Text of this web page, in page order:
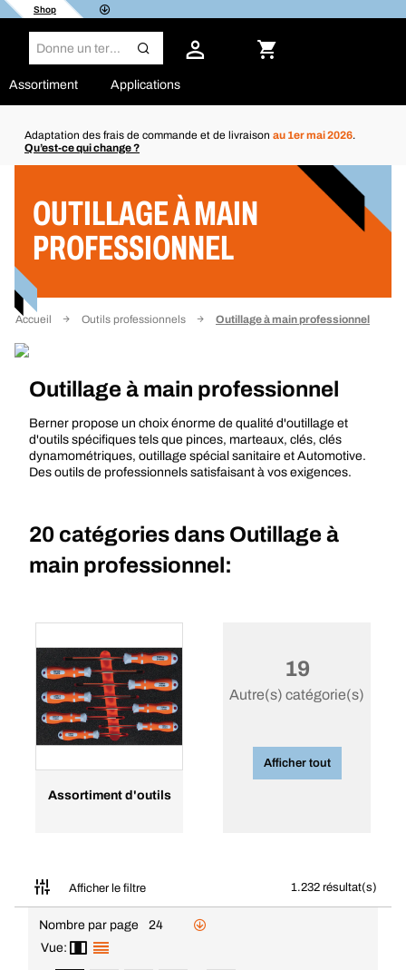
Shop
Assortiment Applications
Adaptation des frais de commande et de livraison au 1er mai 2026.
Qu’est-ce qui change ?
OUTILLAGE À MAIN
PROFESSIONNEL
Accueil Outils professionnels Outillage à main professionnel
Outillage à main professionnel
Berner propose un choix énorme de qualité d'outillage et
d'outils spécifiques tels que pinces, marteaux, clés, clés
dynamométriques, outillage spécial sanitaire et Automotive.
Des outils de professionnels satisfaisant à vos exigences.
20 catégories dans Outillage à
main professionnel:
Assortiment d'outils
19
Autre(s) catégorie(s)
Afficher tout
Afficher le filtre 1.232 résultat(s)
Nombre par page
24
Vue: